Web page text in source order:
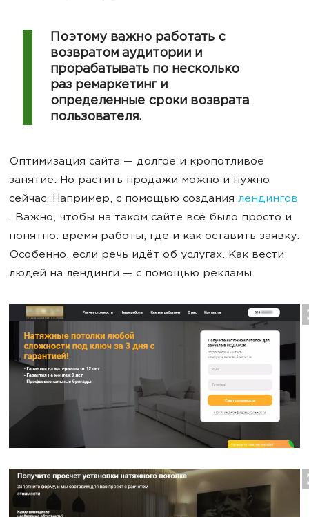
Поэтому важно работать с
возвратом аудитории и
прорабатывать по несколько
раз ремаркетинг и
определенные сроки возврата
пользователя.
Оптимизация сайта — долгое и кропотливое
занятие. Но растить продажи можно и нужно
сейчас. Например, с помощью создания лендингов
. Важно, чтобы на таком сайте всё было просто и
понятно: время работы, где и как оставить заявку.
Особенно, если речь идёт об услугах. Как вести
людей на лендинги — с помощью рекламы.